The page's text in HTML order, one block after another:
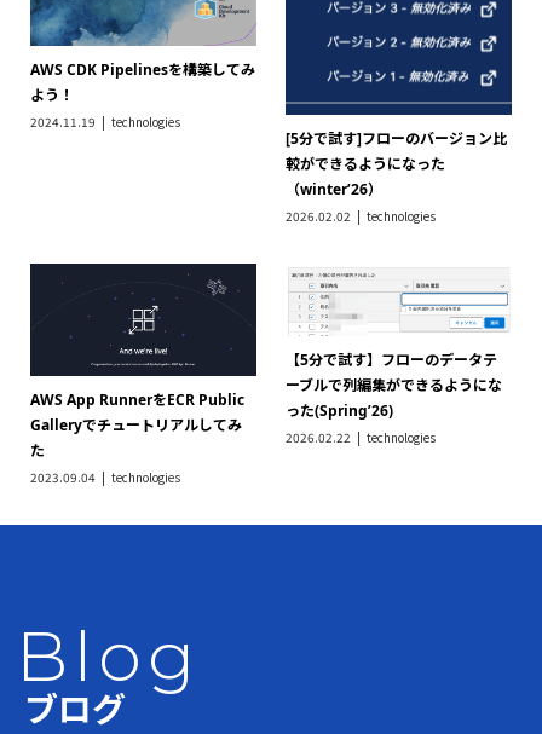
AWS CDK Pipelinesを構築してみ
よう！
2024.11.19 technologies
[5分で試す]フローのバージョン比
較ができるようになった
（winter’26）
2026.02.02 technologies
AWS App RunnerをECR Public
Galleryでチュートリアルしてみ
た
2023.09.04 technologies
【5分で試す】フローのデータテ
ーブルで列編集ができるようにな
った(Spring’26)
2026.02.22 technologies
Blog
ブログ